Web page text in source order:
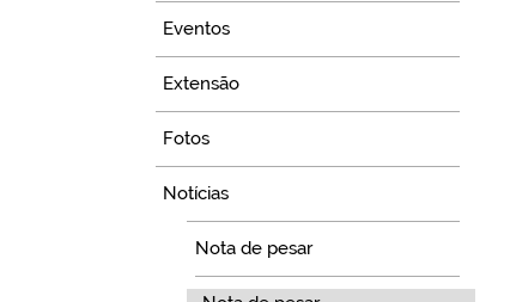
Eventos
Extensão
Fotos
Notícias
Nota de pesar